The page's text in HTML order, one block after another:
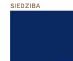
SIEDZIBA